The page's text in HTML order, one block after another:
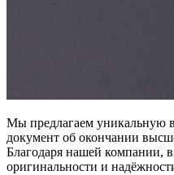
Мы предлагаем уникальную
документ об окончании
Благодаря нашей компании,
оригинальности и